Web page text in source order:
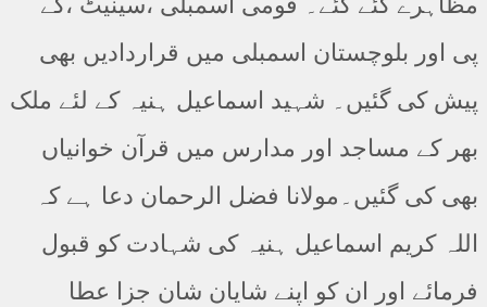
پی اور بلوچستان اسمبلی میں قراردادیں بھی
پیش کی گئیں۔ شہید اسماعیل ہنیہ کے لئے ملک
بھر کے مساجد اور مدارس میں قرآن خوانیاں
بھی کی گئیں۔مولانا فضل الرحمان دعا ہے کہ
اللہ کریم اسماعیل ہنیہ کی شہادت کو قبول
فرمائے اور ان کو اپنے شایان شان جزا عطا